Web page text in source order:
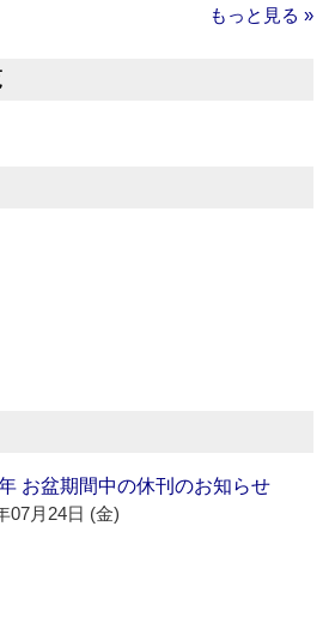
もっと見る »
お盆期間中の休刊のお知らせ
07月24日 (金)